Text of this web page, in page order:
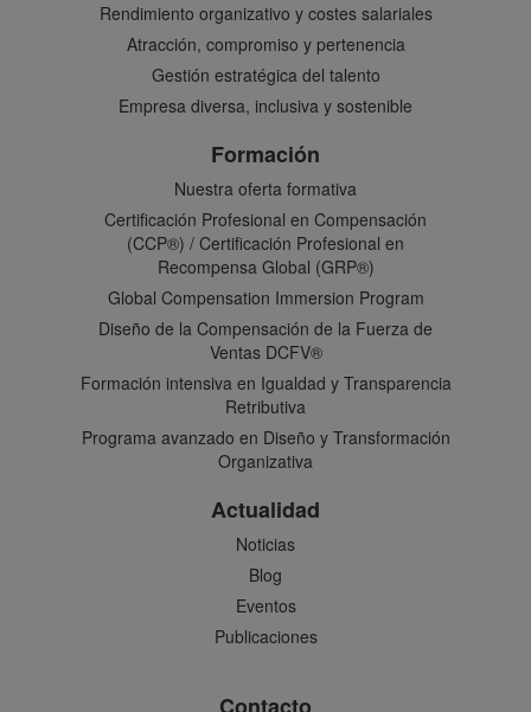
Rendimiento organizativo y costes salariales
Atracción, compromiso y pertenencia
Gestión estratégica del talento
Empresa diversa, inclusiva y sostenible
Formación
Nuestra oferta formativa
Certificación Profesional en Compensación
(CCP®) / Certificación Profesional en
Recompensa Global (GRP®)
Global Compensation Immersion Program
Diseño de la Compensación de la Fuerza de
Ventas DCFV®
Formación intensiva en Igualdad y Transparencia
Retributiva
Programa avanzado en Diseño y Transformación
Organizativa
Actualidad
Noticias
Blog
Eventos
Publicaciones
Contacto